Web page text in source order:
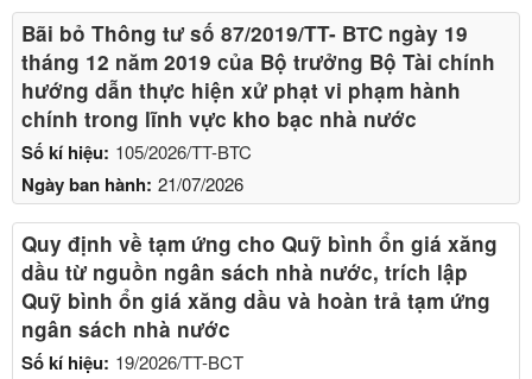
Số kí hiệu: 105/2026/TT-BTC
Ngày ban hành: 21/07/2026
Bãi bỏ Thông tư số 87/2019/TT- BТC ngày 19
tháng 12 năm 2019 của Bộ trưởng Bộ Tài chính
hướng dẫn thực hiện xử phạt vi phạm hành
chính trong lĩnh vực kho bạc nhà nước
Số kí hiệu: 19/2026/TT-BCT
Quy định về tạm ứng cho Quỹ bình ổn giá xăng
dầu từ nguồn ngân sách nhà nước, trích lập
Quỹ bình ổn giá xăng dầu và hoàn trả tạm ứng
ngân sách nhà nước